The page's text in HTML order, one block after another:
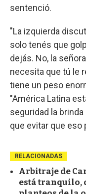
sentenció.
"La izquierda
solo tenés que
dejás. No, la
necesita que tú le
tiene un peso
"América Latina
seguridad la
que evitar que eso
RELACIONADAS
Arbitraje de
está tranquilo,